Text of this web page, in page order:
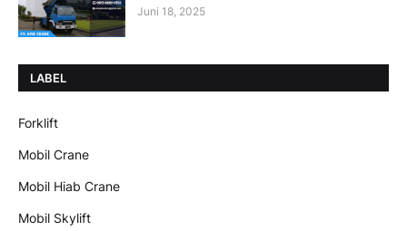
Juni 18, 2025
LABEL
Forklift
Mobil Crane
Mobil Hiab Crane
Mobil Skylift